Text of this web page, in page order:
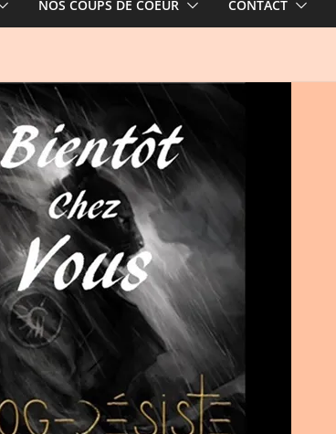
NOS COUPS DE COEUR CONTACT